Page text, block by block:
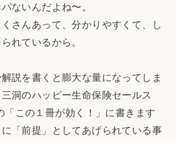
ないんだよね〜。
さんあって、分かりやすくて、し
れているから。
説を書くと膨大な量になってしま
洞のハッピー生命保険セールス
「この１冊が効く！」に書きます
「前提」としてあげられている事